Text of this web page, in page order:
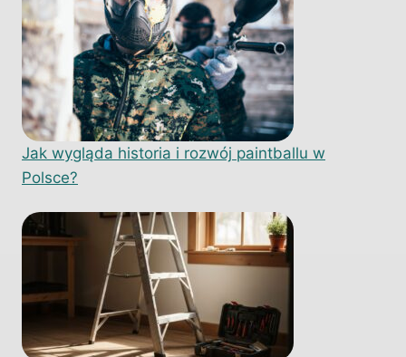
Jak wygląda historia i rozwój paintballu w
Polsce?